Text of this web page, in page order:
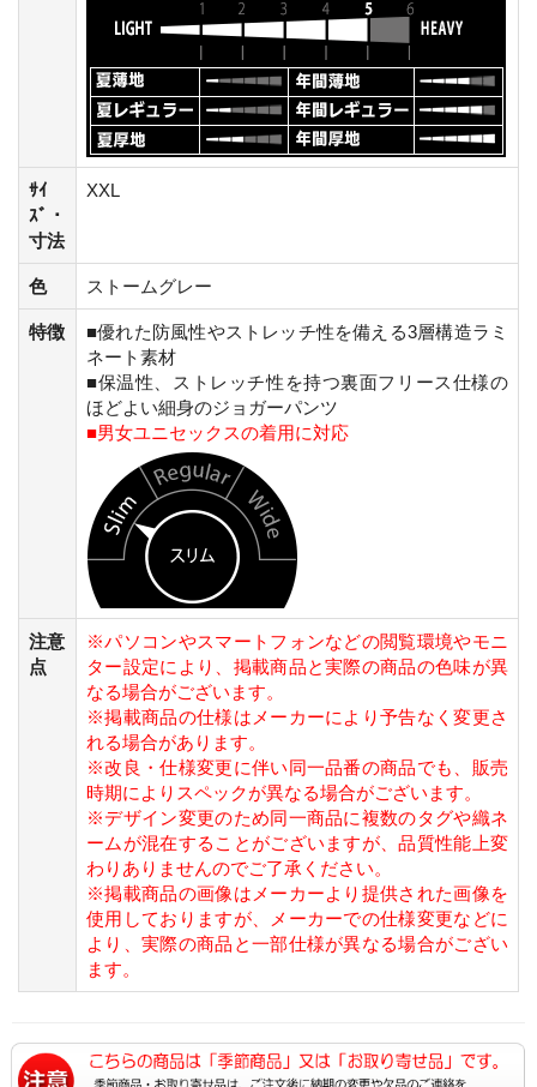
ｻｲ
ｽﾞ・
寸法
XXL
色 ストームグレー
特徴
■優れた防風性やストレッチ性を備える3層構造ラミ
ネート素材
■保温性、ストレッチ性を持つ裏面フリース仕様の
ほどよい細身のジョガーパンツ
■男女ユニセックスの着用に対応
注意
点
※パソコンやスマートフォンなどの閲覧環境やモニ
ター設定により、掲載商品と実際の商品の色味が異
なる場合がございます。
※掲載商品の仕様はメーカーにより予告なく変更さ
れる場合があります。
※改良・仕様変更に伴い同一品番の商品でも、販売
時期によりスペックが異なる場合がございます。
※デザイン変更のため同一商品に複数のタグや織ネ
ームが混在することがございますが、品質性能上変
わりありませんのでご了承ください。
※掲載商品の画像はメーカーより提供された画像を
使用しておりますが、メーカーでの仕様変更などに
より、実際の商品と一部仕様が異なる場合がござい
ます。